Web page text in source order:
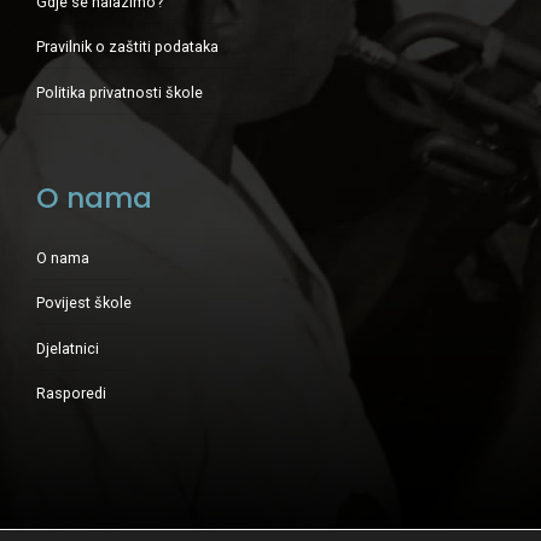
Pravilnik o zaštiti podataka
Politika privatnosti škole
O nama
O nama
Povijest škole
Djelatnici
Rasporedi